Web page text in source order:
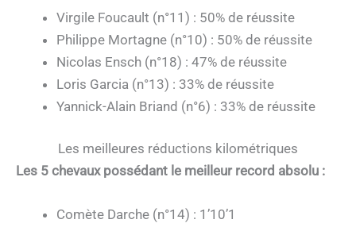
Virgile Foucault (n°11) : 50% de réussite
Philippe Mortagne (n°10) : 50% de réussite
Nicolas Ensch (n°18) : 47% de réussite
Loris Garcia (n°13) : 33% de réussite
Yannick-Alain Briand (n°6) : 33% de réussite
Les meilleures réductions kilométriques
Les 5 chevaux possédant le meilleur record absolu :
Comète Darche (n°14) : 1’10’1